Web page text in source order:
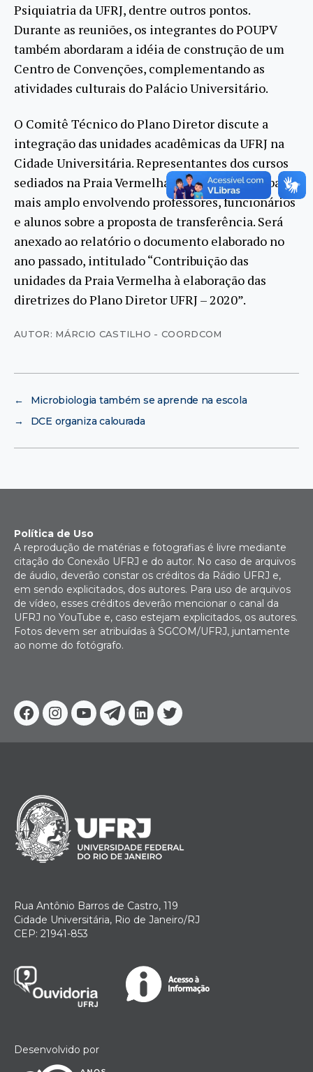
Psiquiatria da UFRJ, dentre outros pontos.
Durante as reuniões, os integrantes do POUPV
também abordaram a idéia de construção de um
Centro de Convenções, complementando as
atividades culturais do Palácio Universitário.
O Comitê Técnico do Plano Diretor discute a
integração das unidades acadêmicas da UFRJ na
Cidade Universitária. Representantes dos cursos
sediados na Praia Vermelha defendem um debate
mais amplo envolvendo professores, funcionários
e alunos sobre a proposta de transferência. Será
anexado ao relatório o documento elaborado no
ano passado, intitulado “Contribuição das
unidades da Praia Vermelha à elaboração das
diretrizes do Plano Diretor UFRJ – 2020”.
AUTOR: MÁRCIO CASTILHO - COORDCOM
←
Microbiologia também se aprende na escola
→
DCE organiza calourada
Facebook
Instagram
YoutubeTelegram
Linkedin
Twitter
Política de Uso
A reprodução de matérias e fotografias é livre mediante
citação do Conexão UFRJ e do autor. No caso de arquivos
de áudio, deverão constar os créditos da Rádio UFRJ e,
em sendo explicitados, dos autores. Para uso de arquivos
de vídeo, esses créditos deverão mencionar o canal da
UFRJ no YouTube e, caso estejam explicitados, os autores.
Fotos devem ser atribuídas à SGCOM/UFRJ, juntamente
ao nome do fotógrafo.
Rua Antônio Barros de Castro, 119
Cidade Universitária, Rio de Janeiro/RJ
CEP: 21941-853
Desenvolvido por